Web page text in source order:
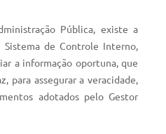
Pública, existe a
de Controle Interno,
a informação oportuna, que
para assegurar a veracidade,
adotados pelo Gestor